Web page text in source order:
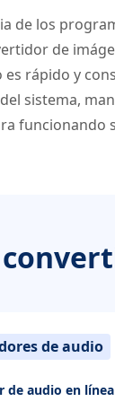
de los
de
rápido y
sistema,
funcionando
de audio
de audio en línea